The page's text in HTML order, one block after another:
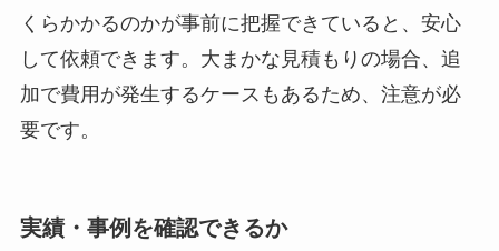
くらかかるのかが事前に把握できていると、安心
して依頼できます。大まかな見積もりの場合、追
加で費用が発生するケースもあるため、注意が必
要です。
実績・事例を確認できるか